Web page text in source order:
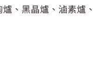
、黑晶爐、滷素爐、